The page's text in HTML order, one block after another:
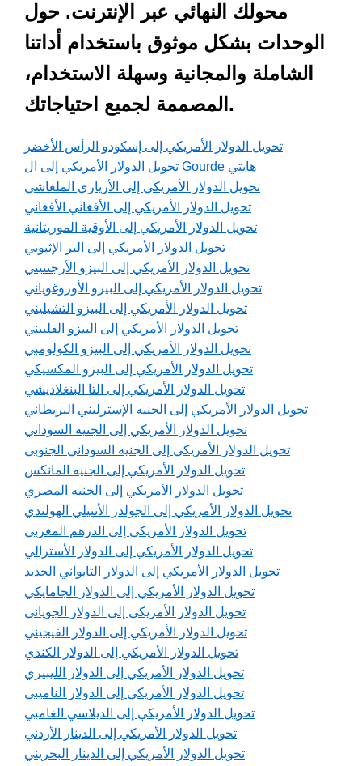
محولك النهائي عبر الإنترنت. حول
الوحدات بشكل موثوق باستخدام أداتنا
الشاملة والمجانية وسهلة الاستخدام،
المصممة لجميع احتياجاتك.
تحويل الدولار الأمريكي إلى إسكودو الرأس الأخضر
تحويل الدولار الأمريكي إلى ال Gourde هايتي
تحويل الدولار الأمريكي إلى الأرياري الملغاشي
تحويل الدولار الأمريكي إلى الأفغاني الأفغاني
تحويل الدولار الأمريكي إلى الأوقية الموريتانية
تحويل الدولار الأمريكي إلى البر الإثيوبي
تحويل الدولار الأمريكي إلى البيزو الأرجنتيني
تحويل الدولار الأمريكي إلى البيزو الأوروغوياني
تحويل الدولار الأمريكي إلى البيزو التشيليني
تحويل الدولار الأمريكي إلى البيزو الفلبيني
تحويل الدولار الأمريكي إلى البيزو الكولومبي
تحويل الدولار الأمريكي إلى البيزو المكسيكي
تحويل الدولار الأمريكي إلى التا البنغلاديشي
تحويل الدولار الأمريكي إلى الجنيه الإسترليني البريطاني
تحويل الدولار الأمريكي إلى الجنيه السوداني
تحويل الدولار الأمريكي إلى الجنيه السوداني الجنوبي
تحويل الدولار الأمريكي إلى الجنيه المانكس
تحويل الدولار الأمريكي إلى الجنيه المصري
تحويل الدولار الأمريكي إلى الجولدر الأنتيلي الهولندي
تحويل الدولار الأمريكي إلى الدرهم المغربي
تحويل الدولار الأمريكي إلى الدولار الأسترالي
تحويل الدولار الأمريكي إلى الدولار التايواني الجديد
تحويل الدولار الأمريكي إلى الدولار الجامايكي
تحويل الدولار الأمريكي إلى الدولار الجوياني
تحويل الدولار الأمريكي إلى الدولار الفيجيني
تحويل الدولار الأمريكي إلى الدولار الكندي
تحويل الدولار الأمريكي إلى الدولار الليبيري
تحويل الدولار الأمريكي إلى الدولار الناميبي
تحويل الدولار الأمريكي إلى الديلاسي الغامبي
تحويل الدولار الأمريكي إلى الدينار الأردني
تحويل الدولار الأمريكي إلى الدينار البحريني